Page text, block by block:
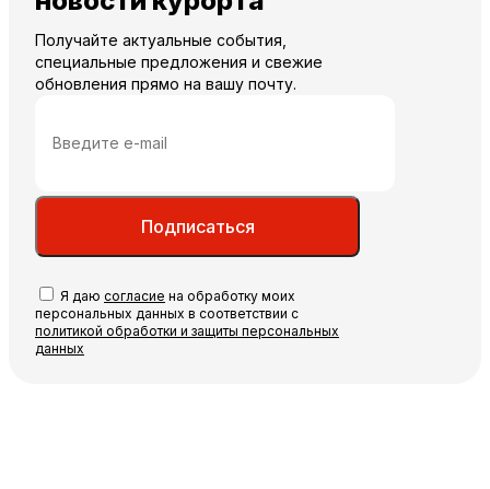
Получайте актуальные события,
специальные предложения и свежие
обновления прямо на вашу почту.
Подписаться
Я даю согласие на обработку моих
персональных данных в соответствии с
политикой обработки и защиты персональных
данных